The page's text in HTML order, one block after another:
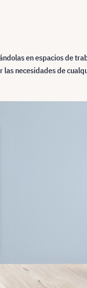
en espacios de
las necesidades de